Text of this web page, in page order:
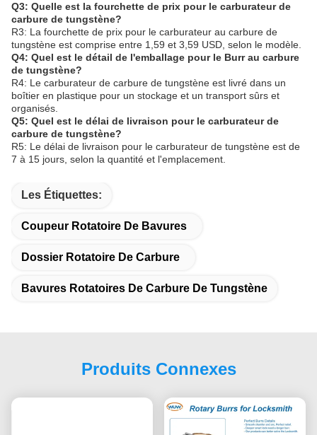
Q3: Quelle est la fourchette de prix pour le carburateur de
carbure de tungstène?
R3: La fourchette de prix pour le carburateur au carbure de
tungstène est comprise entre 1,59 et 3,59 USD, selon le modèle.
Q4: Quel est le détail de l'emballage pour le Burr au carbure
de tungstène?
R4: Le carburateur de carbure de tungstène est livré dans un
boîtier en plastique pour un stockage et un transport sûrs et
organisés.
Q5: Quel est le délai de livraison pour le carburateur de
carbure de tungstène?
R5: Le délai de livraison pour le carburateur de tungstène est de
7 à 15 jours, selon la quantité et l'emplacement.
Les Étiquettes:
Coupeur Rotatoire De Bavures
Dossier Rotatoire De Carbure
Bavures Rotatoires De Carbure De Tungstène
Produits Connexes